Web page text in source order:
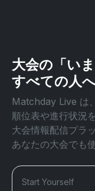
大会の「いま
すべての人へ
Matchday Live は、
順位表や進行状況
大会情報配信プラ
あなたの大会でも
Start Yourself